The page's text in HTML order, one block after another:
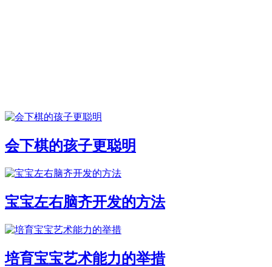
会下棋的孩子更聪明
宝宝左右脑齐开发的方法
培育宝宝艺术能力的举措